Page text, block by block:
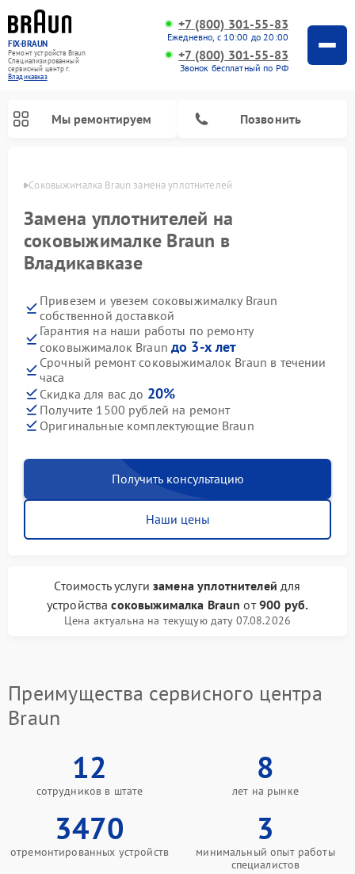
FIX-BRAUN
Ремонт устройств Braun
Специализированный
cервисный центр г.
Владикавказ
+7 (800) 301-55-83
Ежедневно, с 10:00 до 20:00
+7 (800) 301-55-83
Звонок бесплатный по РФ
Мы ремонтируем Позвонить
Соковыжималка Braun замена уплотнителей
Замена уплотнителей на
соковыжималке Braun в
Владикавказе
Привезем и увезем соковыжималку Braun
собственной доставкой
Гарантия на наши работы по ремонту
соковыжималок Braunдо 3-х лет
Срочный ремонт соковыжималок Braun в течении
часа
Скидка для вас до 20%
Получите 1500 рублей на ремонт
Оригинальные комплектующие Braun
Получить консультацию
Наши цены
Стоимость услугизамена уплотнителей для
устройствасоковыжималка Braun от900 руб.
Цена актуальна на текущую дату 07.08.2026
Преимущества сервисного центра
Braun
12
сотрудников в штате
8
лет на рынке
3470
отремонтированных устройств
3
минимальный опыт работы
специалистов